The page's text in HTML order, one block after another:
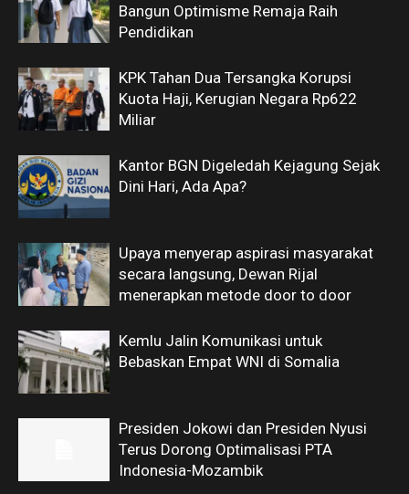
Bangun Optimisme Remaja Raih
Pendidikan
KPK Tahan Dua Tersangka Korupsi
Kuota Haji, Kerugian Negara Rp622
Miliar
Kantor BGN Digeledah Kejagung Sejak
Dini Hari, Ada Apa?
Upaya menyerap aspirasi masyarakat
secara langsung, Dewan Rijal
menerapkan metode door to door
Kemlu Jalin Komunikasi untuk
Bebaskan Empat WNI di Somalia
Presiden Jokowi dan Presiden Nyusi
Terus Dorong Optimalisasi PTA
Indonesia-Mozambik